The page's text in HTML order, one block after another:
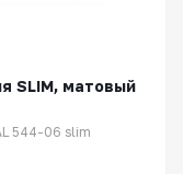
SLIM, матовый
544-06 slim